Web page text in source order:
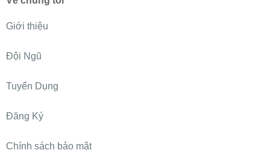
Giới thiệu
Đội Ngũ
Tuyển Dụng
Đăng Ký
Chính sách bảo mật